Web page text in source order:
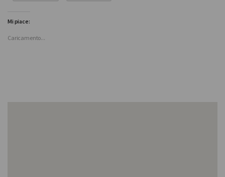
Mi piace:
Caricamento...